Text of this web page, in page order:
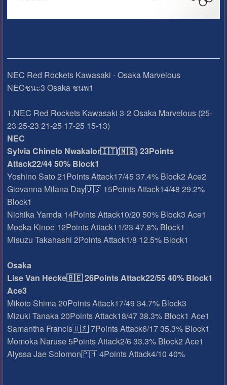
NEC Red Rockets Kawasaki - Osaka Marvelous
NECชนะ3 Osaka ชนพ1
1.NEC Red Rockets Kawasaki 3-2 Osaka Marvelous (25-
23 25-23 21-25 17-25 15-13)
NEC
Sylvia Chinelo Nwakalor🇮🇹(🇳🇬) 23Points
Attack22/44 50% Block1
Yoshino Sato 21Points Attack17/45 37.4% Block2 Ace2
Giovanna Milana Day🇺🇸 15Points Attack14/48 29.2%
Block1
Nichika Yamda 14Points Attack10/20 50% Block3 Ace1
Moeka Kinoe 12Points Attack11/23 47.8% Block1
Misuzu Takahashi 2Points Attack1/8 12.5% Block1
Osaka
Lise Van Hecke🇧🇪 26Points Attack22/55 40% Block1
Ace3
Mikoto Shima 20Points Attack17/49 34.7% Block3
Mizuki Tanaka 20Points Attack18/47 38.3% Block1 Ace1
Samantha Francis🇺🇸 7Points Attack6/17 35.3% Block1
Momoka Naruse 5Points Attack2/6 33.3% Block2 Ace1
Alyssa Jae Solomon🇵🇭 4Points Attack4/10 40%